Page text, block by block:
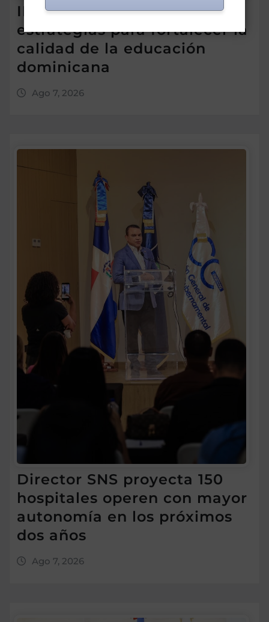
IDEICE y MINERD coordinan
estrategias para fortalecer la
calidad de la educación
dominicana
Ago 7, 2026
Director SNS proyecta 150
hospitales operen con mayor
autonomía en los próximos
dos años
Ago 7, 2026